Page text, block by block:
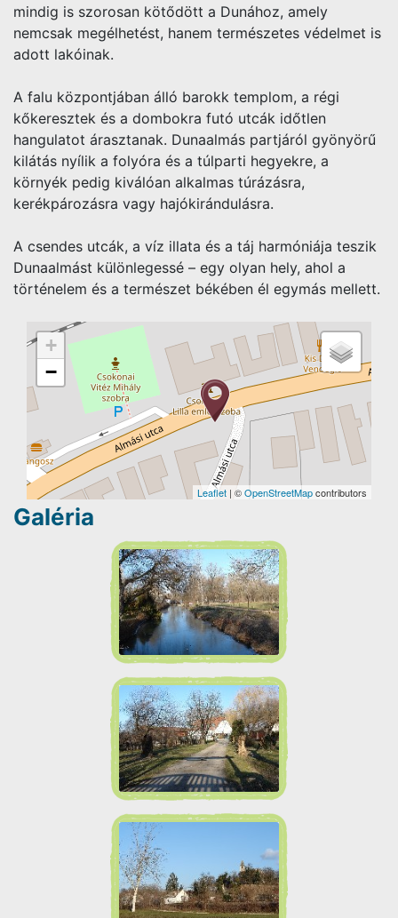
mindig is szorosan kötődött a Dunához, amely
nemcsak megélhetést, hanem természetes védelmet is
adott lakóinak.
A falu központjában álló barokk templom, a régi
kőkeresztek és a dombokra futó utcák időtlen
hangulatot árasztanak. Dunaalmás partjáról gyönyörű
kilátás nyílik a folyóra és a túlparti hegyekre, a
környék pedig kiválóan alkalmas túrázásra,
kerékpározásra vagy hajókirándulásra.
A csendes utcák, a víz illata és a táj harmóniája teszik
Dunaalmást különlegessé – egy olyan hely, ahol a
történelem és a természet békében él egymás mellett.
+
−
Leaflet | ©OpenStreetMapcontributors
Galéria